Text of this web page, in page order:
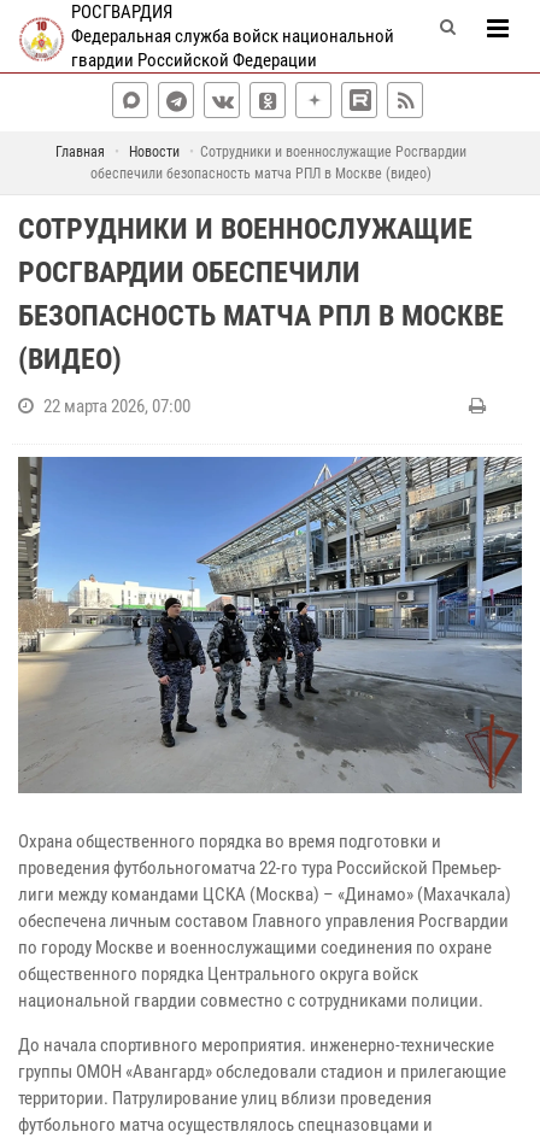
РОСГВАРДИЯ
Федеральная служба войск национальной
гвардии Российской Федерации
Главная Новости
Сотрудники и военнослужащие Росгвардии
обеспечили безопасность матча РПЛ в Москве (видео)
СОТРУДНИКИ И ВОЕННОСЛУЖАЩИЕ
РОСГВАРДИИ ОБЕСПЕЧИЛИ
БЕЗОПАСНОСТЬ МАТЧА РПЛ В МОСКВЕ
(ВИДЕО)
22 марта 2026, 07:00
Охрана общественного порядка во время подготовки и
проведения футбольногоматча 22-го тура Российской Премьер-
лиги между командами ЦСКА (Москва) – «Динамо» (Махачкала)
обеспечена личным составом Главного управления Росгвардии
по городу Москве и военнослужащими соединения по охране
общественного порядка Центрального округа войск
национальной гвардии совместно с сотрудниками полиции.
До начала спортивного мероприятия. инженерно-технические
группы ОМОН «Авангард» обследовали стадион и прилегающие
территории. Патрулирование улиц вблизи проведения
футбольного матча осуществлялось спецназовцами и